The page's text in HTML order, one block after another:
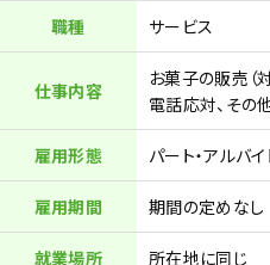
職種 サービス
仕事内容
お菓子の販売（
電話応対、その
雇用形態 パート・アルバイ
雇用期間 期間の定めなし
就業場所 所在地に同じ